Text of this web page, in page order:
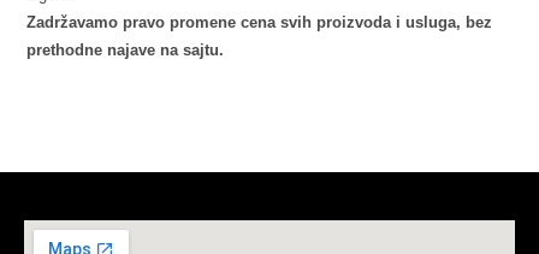
Zadržavamo pravo promene cena svih proizvoda i usluga, bez
prethodne najave na sajtu.